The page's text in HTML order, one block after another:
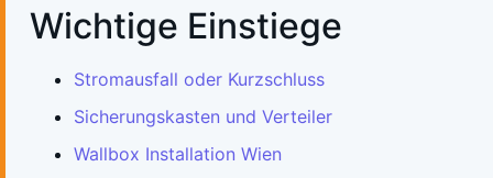
Wichtige Einstiege
Stromausfall oder Kurzschluss
Sicherungskasten und Verteiler
Wallbox Installation Wien